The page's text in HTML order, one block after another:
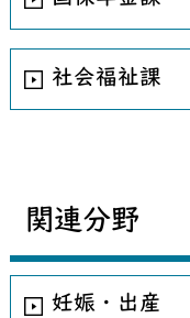
社会福祉課
関連分野
妊娠・出産